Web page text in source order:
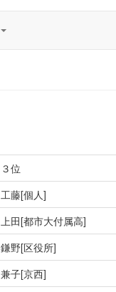
３位
工藤[個人]
上田[都市大付属高]
鎌野[区役所]
兼子[京西]